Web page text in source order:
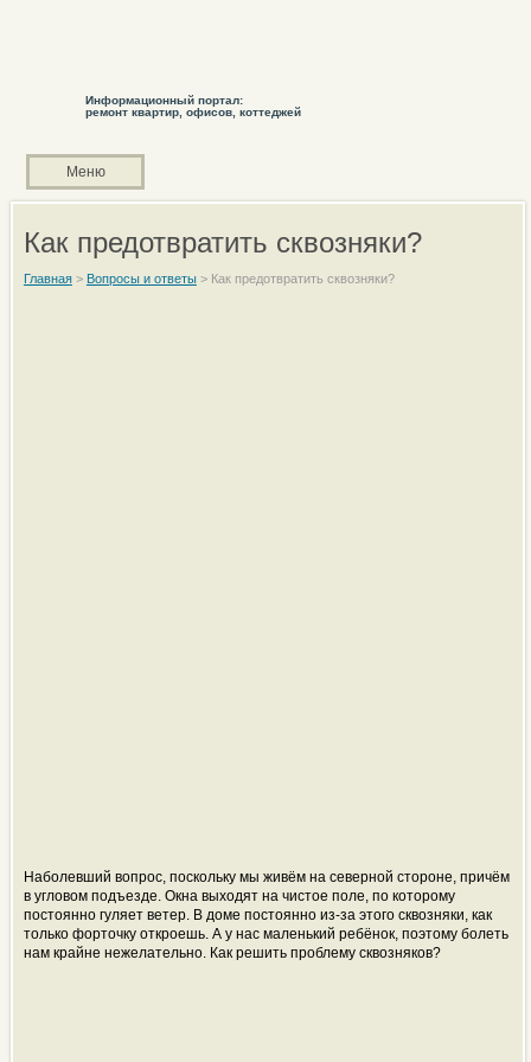
Информационный портал:
ремонт квартир, офисов, коттеджей
Меню
Как предотвратить сквозняки?
Главная> Вопросы и ответы> Как предотвратить сквозняки?
Наболевший вопрос, поскольку мы живём на северной стороне, причём
в угловом подъезде. Окна выходят на чистое поле, по которому
постоянно гуляет ветер. В доме постоянно из-за этого сквозняки, как
только форточку откроешь. А у нас маленький ребёнок, поэтому болеть
нам крайне нежелательно. Как решить проблему сквозняков?